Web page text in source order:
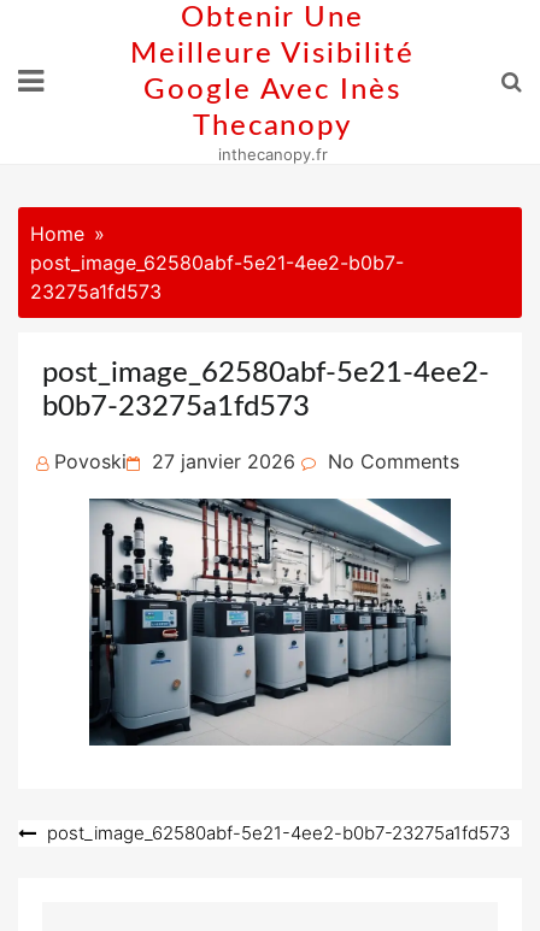
content
Obtenir Une
Meilleure Visibilité
Google Avec Inès
Thecanopy
inthecanopy.fr
Home
post_image_62580abf-5e21-4ee2-b0b7-
23275a1fd573
post_image_62580abf-5e21-4ee2-
b0b7-23275a1fd573
Povoski Posted
on
27 janvier 2026 No Comments
Navigation
post_image_62580abf-5e21-4ee2-b0b7-23275a1fd573